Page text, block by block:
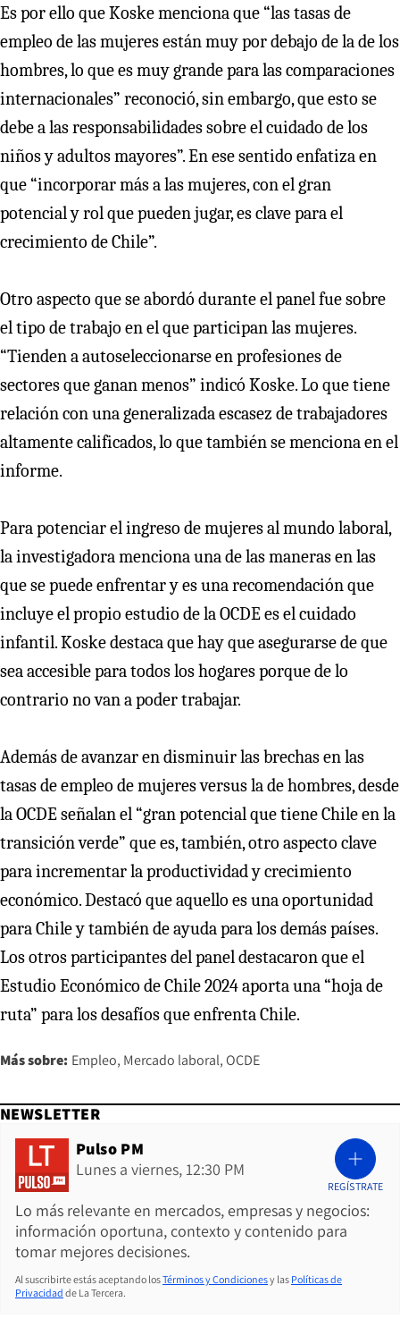
Es por ello que Koske menciona que “las tasas de
empleo de las mujeres están muy por debajo de la de los
hombres, lo que es muy grande para las comparaciones
internacionales” reconoció, sin embargo, que esto se
debe a las responsabilidades sobre el cuidado de los
niños y adultos mayores”. En ese sentido enfatiza en
que “incorporar más a las mujeres, con el gran
potencial y rol que pueden jugar, es clave para el
crecimiento de Chile”.
Otro aspecto que se abordó durante el panel fue sobre
el tipo de trabajo en el que participan las mujeres.
“Tienden a autoseleccionarse en profesiones de
sectores que ganan menos” indicó Koske. Lo que tiene
relación con una generalizada escasez de trabajadores
altamente calificados, lo que también se menciona en el
informe.
Para potenciar el ingreso de mujeres al mundo laboral,
la investigadora menciona una de las maneras en las
que se puede enfrentar y es una recomendación que
incluye el propio estudio de la OCDE es el cuidado
infantil. Koske destaca que hay que asegurarse de que
sea accesible para todos los hogares porque de lo
contrario no van a poder trabajar.
Además de avanzar en disminuir las brechas en las
tasas de empleo de mujeres versus la de hombres, desde
la OCDE señalan el “gran potencial que tiene Chile en la
transición verde” que es, también, otro aspecto clave
para incrementar la productividad y crecimiento
económico. Destacó que aquello es una oportunidad
para Chile y también de ayuda para los demás países.
Los otros participantes del panel destacaron que el
Estudio Económico de Chile 2024 aporta una “hoja de
ruta” para los desafíos que enfrenta Chile.
Más sobre: Empleo Mercado laboral OCDE
NEWSLETTER
Pulso PM
Lunes a viernes, 12:30 PM
Lo más relevante en mercados, empresas y negocios:
información oportuna, contexto y contenido para
tomar mejores decisiones.
REGÍSTRATE
Al suscribirte estás aceptando losTérminos y Condicionesy las Políticas de
Privacidad de La Tercera.